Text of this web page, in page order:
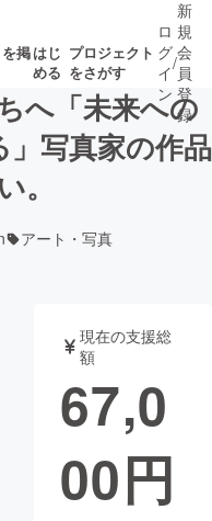
掲はじ
める
プロジェクト
をさがす
終了が近いプ
書籍・雑誌
チャレンジ
ロ
グ
イ
ン
/
新
規
会
員
登
録
へ「未来への
写真家の作品
。
アート・写真
現在の支援総
額
67,0
00円